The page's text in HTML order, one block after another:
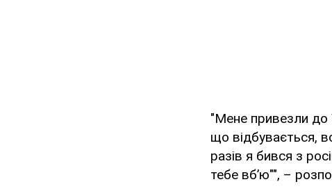
"Мене привезли до
що відбувається,
разів я бився з
тебе вб’ю"", –